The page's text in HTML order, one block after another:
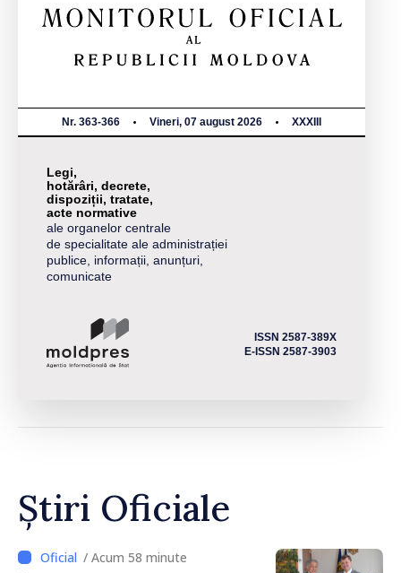
Nr. 363-366 Vineri, 07 august 2026 XXXIII
Legi,
hotărâri, decrete,
dispoziții, tratate,
acte normative
ale organelor centrale
de specialitate ale administrației
publice, informații, anunțuri,
comunicate
ISSN 2587-389X
E-ISSN 2587-3903
Știri Oficiale
/ Acum 58 minute